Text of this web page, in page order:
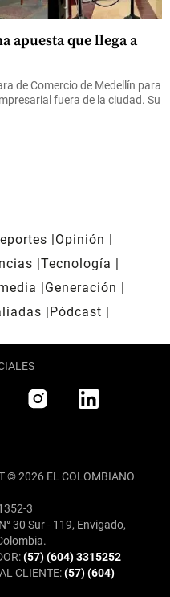
apuesta que llega a
de Comercio de Medellín para
fuera de la ciudad. Su
Opinión
Tecnología
Generación
Pódcast
© 2026 EL COLOMBIANO
3
30 Sur - 119, Envigado,
(57) (604) 3315252
CLIENTE:(57) (604)